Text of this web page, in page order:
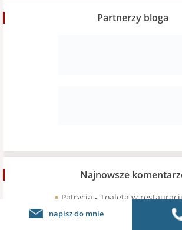
Partnerzy bloga
Najnowsze
Patrycja - Toaleta w
Obalamy mity.
napisz do mnie